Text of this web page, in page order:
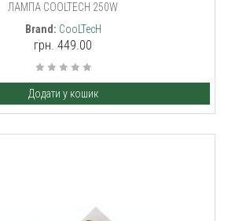
ЛАМПА COOLTECH 250W
Brand: CooLTecH
грн. 449.00
Додати у кошик